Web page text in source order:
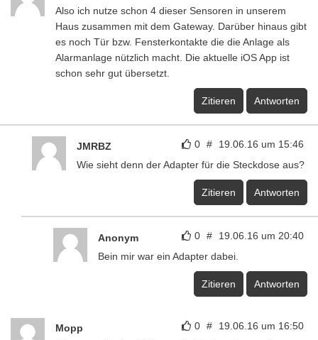
Also ich nutze schon 4 dieser Sensoren in unserem
Haus zusammen mit dem Gateway. Darüber hinaus gibt
es noch Tür bzw. Fensterkontakte die die Anlage als
Alarmanlage nützlich macht. Die aktuelle iOS App ist
schon sehr gut übersetzt.
Zitieren Antworten
0 # 19.06.16 um 15:46
JMRBZ
Wie sieht denn der Adapter für die Steckdose aus?
Zitieren Antworten
0 # 19.06.16 um 20:40
Anonym
Bein mir war ein Adapter dabei.
Zitieren Antworten
0 # 19.06.16 um 16:50
Mopp